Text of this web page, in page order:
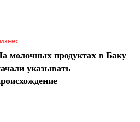
молочных продуктах в Баку
указывать